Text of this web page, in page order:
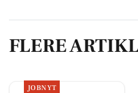
FLERE
JOBNYT